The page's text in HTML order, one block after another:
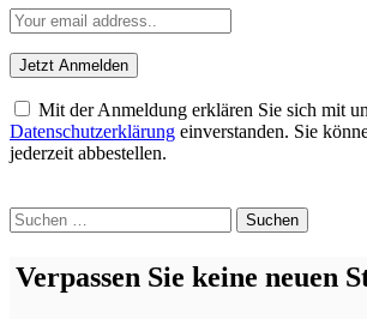
Mit der Anmeldung erklären Sie sich mit
Datenschutzerklärung einverstanden. Sie
jederzeit abbestellen.
Suchen
nach:
Verpassen Sie keine neuen